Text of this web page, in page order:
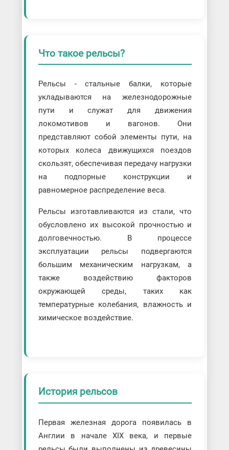
Что такое рельсы?
Рельсы - стальные балки, которые
укладываются на железнодорожные
пути и служат для движения
локомотивов и вагонов. Они
представляют собой элементы пути, на
которых колеса движущихся поездов
скользят, обеспечивая передачу нагрузки
на подпорные конструкции и
равномерное распределение веса.
Рельсы изготавливаются из стали, что
обусловлено их высокой прочностью и
долговечностью. В процессе
эксплуатации рельсы подвергаются
большим механическим нагрузкам, а
также воздействию факторов
окружающей среды, таких как
температурные колебания, влажность и
химическое воздействие.
История рельсов
Первая железная дорога появилась в
Англии в начале XIX века, и первые